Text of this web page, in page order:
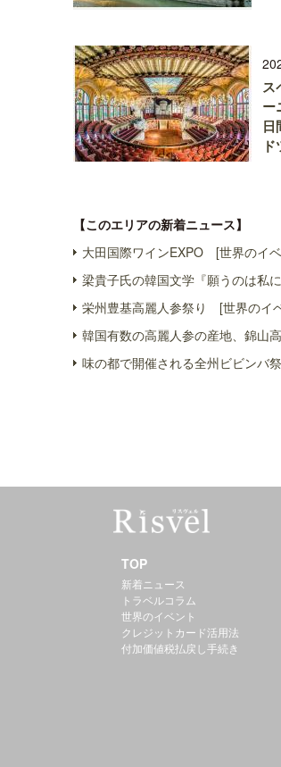
ス
ー
日
【このエリアの新着ニュース】
大田国際ワインEXPO [世界のイ
梁貴子氏の韓国文学『願うのは私
栄州豊基高麗人参祭り [世界のイ
韓国有数の高麗人参の産地、錦山
味の都で開催される全州ビビンバ
TOP
新着ニュース
トラベルコラム
世界のイベント
クレジットカード活用法
付加価値税払戻し手続き